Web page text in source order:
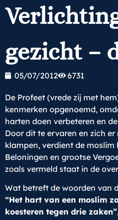
gezicht –
05/07/2012 6731
De Profeet (vrede zij met
kenmerken opgenoemd,
harten doen verbeteren en
Door dit te ervaren en zich
klampen, verdient de
Beloningen en grootse
zoals vermeld staat in de
Wat betreft de woorden van
“Het hart van een moslim
koesteren tegen drie